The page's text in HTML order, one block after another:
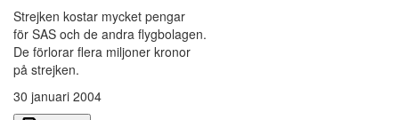
Strejken kostar mycket pengar
för SAS och de andra flygbolagen.
De förlorar flera miljoner kronor
på strejken.
30 januari 2004